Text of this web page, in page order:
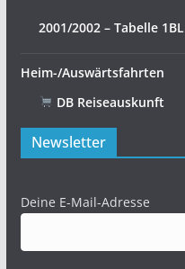
2001/2002 – Tabelle 1BL
Heim-/Auswärtsfahrten
DB Reiseauskunft
Newsletter
Deine E-Mail-Adresse